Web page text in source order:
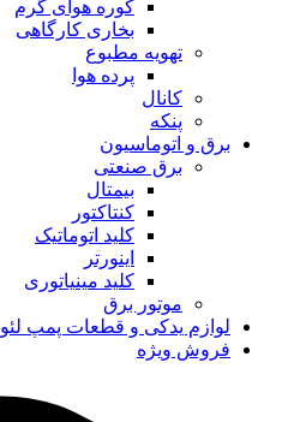
کوره هوای گرم
بخاری کارگاهی
تهویه مطبوع
پرده هوا
کانال
پنکه
برق و اتوماسیون
برق صنعتی
بیمتال
کنتاکتور
کلید اتوماتیک
اینورتر
کلید مینیاتوری
موتور برق
لوازم یدکی و قطعات پمپ لئو
فروش ویژه